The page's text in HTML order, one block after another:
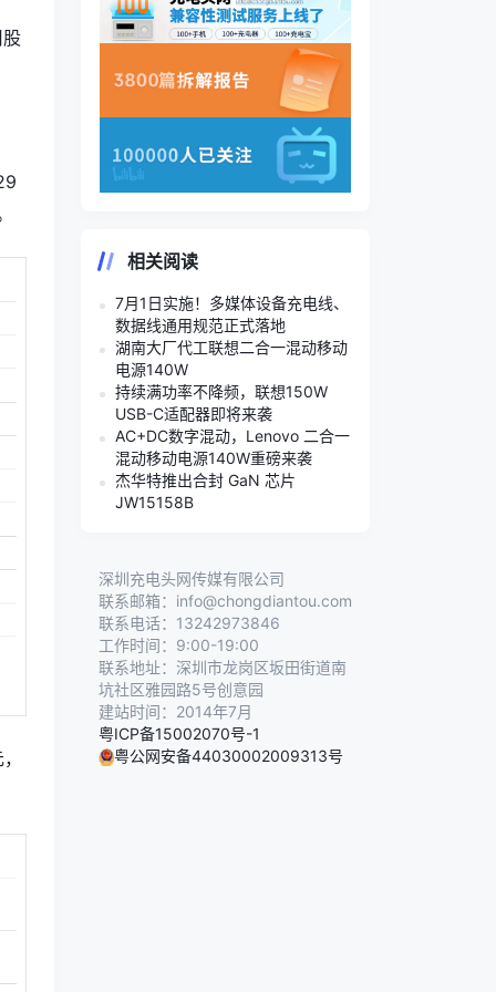
相关阅读
7月1日实施！多媒体设备充电线、
数据线通用规范正式落地
湖南大厂代工联想二合一混动移动
电源140W
持续满功率不降频，联想150W
USB-C适配器即将来袭
AC+DC数字混动，Lenovo 二合一
混动移动电源140W重磅来袭
杰华特推出合封 GaN 芯片
JW15158B
深圳充电头网传媒有限公司
联系邮箱：info@chongdiantou.com
联系电话：13242973846
工作时间：9:00-19:00
联系地址：深圳市龙岗区坂田街道南
坑社区雅园路5号创意园
建站时间：2014年7月
粤ICP备15002070号-1
粤公网安备44030002009313号